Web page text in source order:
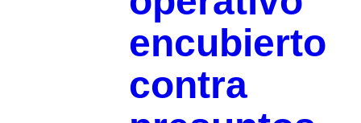
encubierto
contra